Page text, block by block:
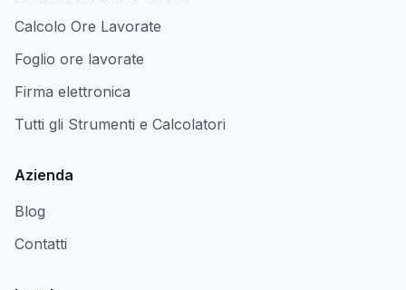
Calcolo Ore Lavorate
Foglio ore lavorate
Firma elettronica
Tutti gli Strumenti e Calcolatori
Azienda
Blog
Contatti